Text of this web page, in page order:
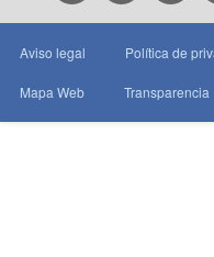
Aviso legal Política de
Mapa Web Transparencia